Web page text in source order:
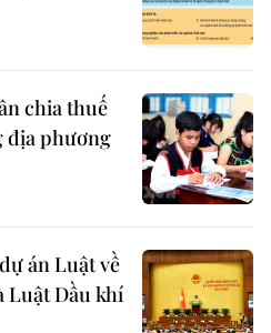
chia thuế
địa phương
án Luật về
Luật Dầu khí